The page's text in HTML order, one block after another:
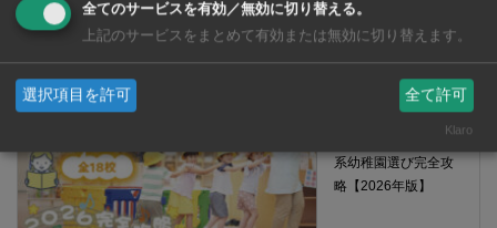
タイ・バンコクの日
系幼稚園選び完全攻
略【2026年版】
全てのサービスを有効／無効に切り替える。
上記のサービスをまとめて有効または無効に切り替えます。
選択項目を許可 全て許可
Klaro